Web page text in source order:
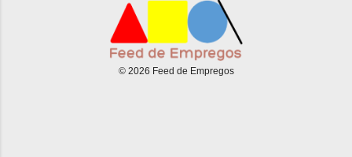
© 2026 Feed de Empregos